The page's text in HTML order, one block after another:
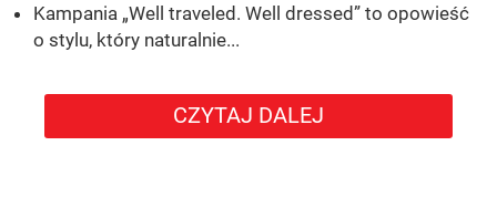
Kampania „Well traveled. Well dressed” to opowieść
o stylu, który naturalnie...
CZYTAJ DALEJ